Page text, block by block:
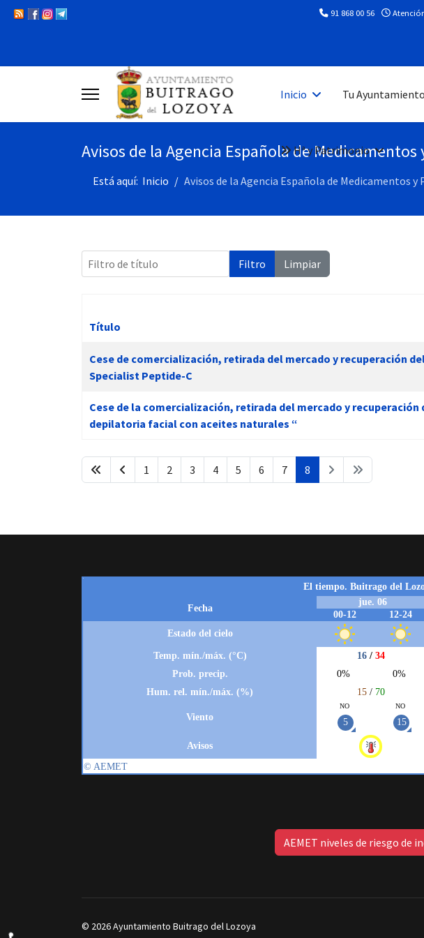
91 868 00 56
Inicio Tu Ayuntamiento
Hª y Patrimonio
Avisos de la Agencia Española de Medicamentos
Está aquí: Inicio Avisos de la Agencia Española de Medicamentos
Filtro de título Filtro Limpiar
Título
Cese de comercialización, retirada del mercado y recuperación
Specialist Peptide-C
Cese de la comercialización, retirada del mercado y recuperación
depilatoria facial con aceites naturales “
1 2 3 4 5 6 7 8
AEMET niveles de riesgo de
© 2026 Ayuntamiento Buitrago del Lozoya